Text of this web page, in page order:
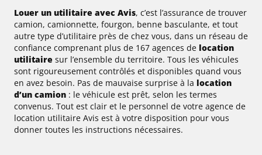
Louer un utilitaire avec Avis, c’est l’assurance de trouver
camion, camionnette, fourgon, benne basculante, et tout
autre type d’utilitaire près de chez vous, dans un réseau de
confiance comprenant plus de 167 agences de location
utilitaire sur l’ensemble du territoire. Tous les véhicules
sont rigoureusement contrôlés et disponibles quand vous
en avez besoin. Pas de mauvaise surprise à la location
d’un camion : le véhicule est prêt, selon les termes
convenus. Tout est clair et le personnel de votre agence de
location utilitaire Avis est à votre disposition pour vous
donner toutes les instructions nécessaires.